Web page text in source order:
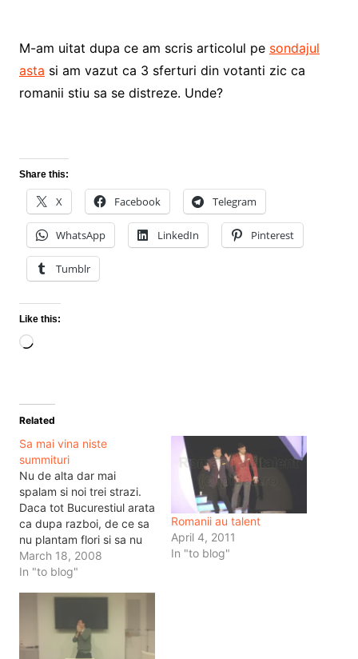
M-am uitat dupa ce am scris articolul pe sondajul
asta si am vazut ca 3 sferturi din votanti zic ca
romanii stiu sa se distreze. Unde?
Share this:
X Facebook Telegram
WhatsApp LinkedIn Pinterest
Tumblr
Like this:
Loading…
Related
Sa mai vina niste
summituri
Nu de alta dar mai
spalam si noi trei strazi.
Daca tot Bucurestiul arata
ca dupa razboi, de ce sa
nu plantam flori si sa nu
facem curat exact pe
arterele pe care vor
macar Bush sau Putin, ca
March 18, 2008
In "to blog"
Romanii au talent
April 4, 2011
In "to blog"